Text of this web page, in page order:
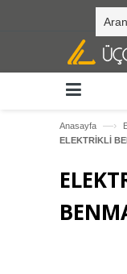
Anasayfa —›
ELEKTRİKLİ